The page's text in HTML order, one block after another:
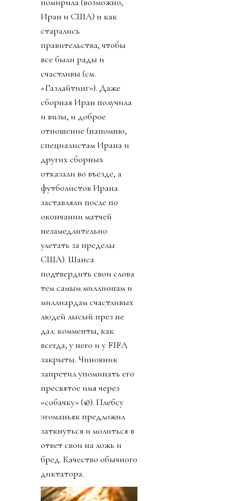
Иран и США) и как
старались
правительства, чтобы
все были рады и
счастливы (см.
«Газлайтинг»). Даже
сборная Иран получила
и визы, и доброе
отношение (напомню,
специалистам Ирана и
других сборных
отказали во въезде, а
футболистов Ирана
заставляли после по
окончании матчей
незамедлительно
улетать за пределы
США). Шанса
подтвердить свои слова
тем самым миллионам и
миллиардам счастливых
людей лысый през не
дал: комменты, как
всегда, у него и у FIFA
закрыты. Чиновник
запретил упоминать его
пресвятое имя через
«собачку» (@). Плебсу
эгоманьяк предложил
заткнуться и молиться в
ответ свои на ложь и
бред. Качество обычного
диктатора.